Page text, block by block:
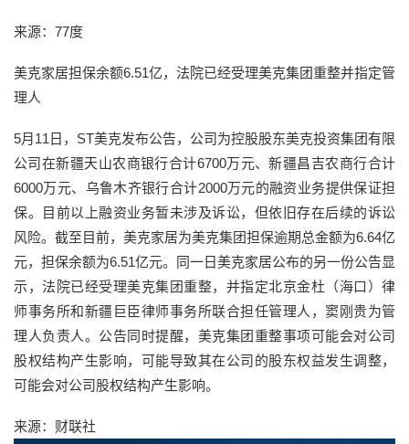
来源：77度
美克家居担保余额6.51亿，法院已经受理美克集团重整并指定管
理人
5月11日，ST美克发布公告，公司为控股股东美克投资集团有限
公司在新疆天山农商银行合计6700万元、新疆昌吉农商行合计
6000万元、乌鲁木齐银行合计2000万元的融资业务提供保证担
保。目前以上融资业务暂未涉及诉讼，但依旧存在后续的诉讼
风险。截至目前，美克家居为美克集团担保逾期总金额为6.64亿
元，担保余额为6.51亿元。同一日美克家居公布的另一份公告显
示，法院已经受理美克集团重整，并指定北京金杜（海口）律
师事务所和新疆巨臣律师事务所联合担任管理人，窦刚贵为管
理人负责人。公告同时提醒，美克集团重整事项可能会对公司
股权结构产生影响，可能导致其在公司的股东权益发生调整，
可能会对公司股权结构产生影响。
来源：财联社